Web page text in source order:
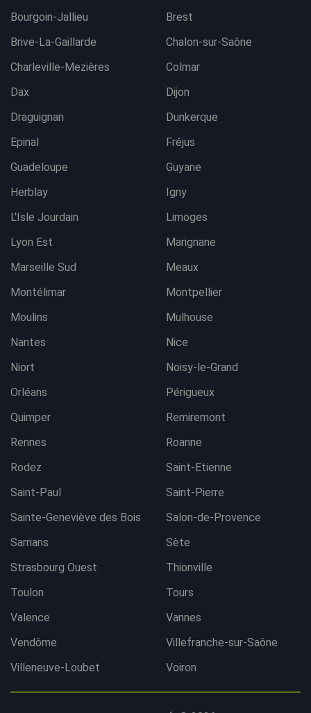
Bourgoin-Jallieu
Brest
Brive-La-Gaillarde
Chalon-sur-Saône
Charleville-Mezières
Colmar
Dax
Dijon
Draguignan
Dunkerque
Epinal
Fréjus
Guadeloupe
Guyane
Herblay
Igny
L'Isle Jourdain
Limoges
Lyon Est
Marignane
Marseille Sud
Meaux
Montélimar
Montpellier
Moulins
Mulhouse
Nantes
Nice
Niort
Noisy-le-Grand
Orléans
Périgueux
Quimper
Remiremont
Rennes
Roanne
Rodez
Saint-Etienne
Saint-Paul
Saint-Pierre
Sainte-Geneviève des Bois
Salon-de-Provence
Sarrians
Sète
Strasbourg Ouest
Thionville
Toulon
Tours
Valence
Vannes
Vendôme
Villefranche-sur-Saône
Villeneuve-Loubet
Voiron